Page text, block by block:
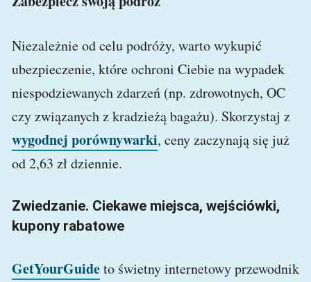
Niezależnie od celu podróży, warto wykupić
ubezpieczenie, które ochroni Ciebie na wypadek
niespodziewanych zdarzeń (np. zdrowotnych, OC
czy związanych z kradzieżą bagażu). Skorzystaj z
wygodnej porównywarki, ceny zaczynają się już
od 2,63 zł dziennie.
Zwiedzanie. Ciekawe miejsca, wejściówki,
kupony rabatowe
GetYourGuideto świetny internetowy przewodnik